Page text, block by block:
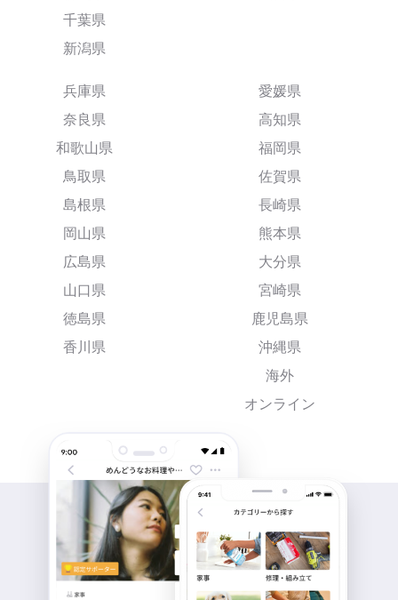
千葉県
新潟県
兵庫県
奈良県
和歌山県
鳥取県
島根県
岡山県
広島県
山口県
徳島県
香川県
愛媛県
高知県
福岡県
佐賀県
長崎県
熊本県
大分県
宮崎県
鹿児島県
沖縄県
海外
オンライン